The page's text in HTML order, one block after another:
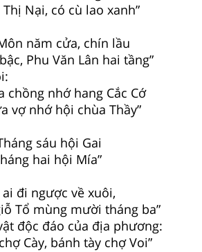
Nại, có cù lao xanh”
năm cửa, chín lầu
Phu Văn Lân hai tầng”
chồng nhớ hang Cắc Cớ
vợ nhớ hội chùa Thầy”
sáu hội Gai
hai hội Mía”
ai đi ngược về xuôi,
Tổ mùng mười tháng ba”
độc đáo của địa phương:
Cày, bánh tày chợ Voi”